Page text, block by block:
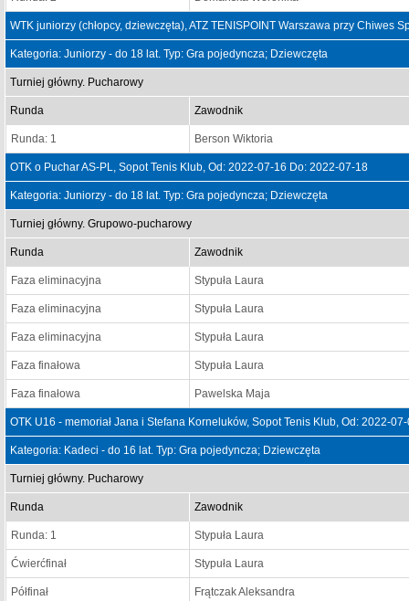
WTK juniorzy (chłopcy, dziewczęta), ATZ TENISPOINT Warszawa przy Chiwes
Kategoria: Juniorzy - do 18 lat. Typ: Gra pojedyncza; Dziewczęta
Turniej główny. Pucharowy
Runda Zawodnik
Runda: 1 Berson Wiktoria
OTK o Puchar AS-PL, Sopot Tenis Klub, Od: 2022-07-16 Do: 2022-07-18
Kategoria: Juniorzy - do 18 lat. Typ: Gra pojedyncza; Dziewczęta
Turniej główny. Grupowo-pucharowy
Runda Zawodnik
Faza eliminacyjna Stypuła Laura
Faza eliminacyjna Stypuła Laura
Faza eliminacyjna Stypuła Laura
Faza finałowa Stypuła Laura
Faza finałowa Pawelska Maja
OTK U16 - memoriał Jana i Stefana Korneluków, Sopot Tenis Klub, Od: 2022-
Kategoria: Kadeci - do 16 lat. Typ: Gra pojedyncza; Dziewczęta
Turniej główny. Pucharowy
Runda Zawodnik
Runda: 1 Stypuła Laura
Ćwierćfinał Stypuła Laura
Półfinał Frątczak Aleksandra